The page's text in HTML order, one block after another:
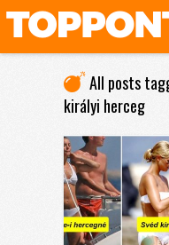
All posts
királyi herceg